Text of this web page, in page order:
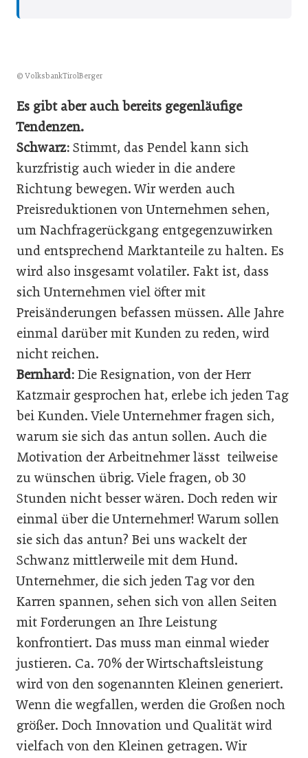
© VolksbankTirolBerger
Es gibt aber auch bereits gegenläufige
Tendenzen.
Schwarz: Stimmt, das Pendel kann sich
kurzfristig auch wieder in die andere
Richtung bewegen. Wir werden auch
Preisreduktionen von Unternehmen sehen,
um Nachfragerückgang entgegenzuwirken
und entsprechend Marktanteile zu halten. Es
wird also insgesamt volatiler. Fakt ist, dass
sich Unternehmen viel öfter mit
Preisänderungen befassen müssen. Alle Jahre
einmal darüber mit Kunden zu reden, wird
nicht reichen.
Bernhard: Die Resignation, von der Herr
Katzmair gesprochen hat, erlebe ich jeden Tag
bei Kunden. Viele Unternehmer fragen sich,
warum sie sich das antun sollen. Auch die
Motivation der Arbeitnehmer lässt teilweise
zu wünschen übrig. Viele fragen, ob 30
Stunden nicht besser wären. Doch reden wir
einmal über die Unternehmer! Warum sollen
sie sich das antun? Bei uns wackelt der
Schwanz mittlerweile mit dem Hund.
Unternehmer, die sich jeden Tag vor den
Karren spannen, sehen sich von allen Seiten
mit Forderungen an Ihre Leistung
konfrontiert. Das muss man einmal wieder
justieren. Ca. 70% der Wirtschaftsleistung
wird von den sogenannten Kleinen generiert.
Wenn die wegfallen, werden die Großen noch
größer. Doch Innovation und Qualität wird
vielfach von den Kleinen getragen. Wir